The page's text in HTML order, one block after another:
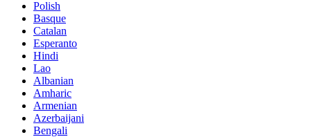
Polish
Basque
Catalan
Esperanto
Hindi
Lao
Albanian
Amharic
Armenian
Azerbaijani
Bengali